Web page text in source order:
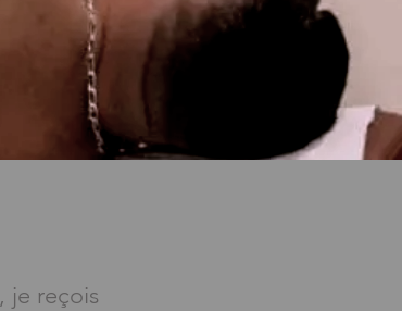
, je reçois